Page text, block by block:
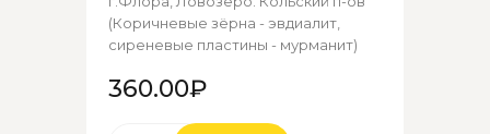
(Коричневые зёрна - эвдиалит,
сиреневые пластины - мурманит)
360.00₽